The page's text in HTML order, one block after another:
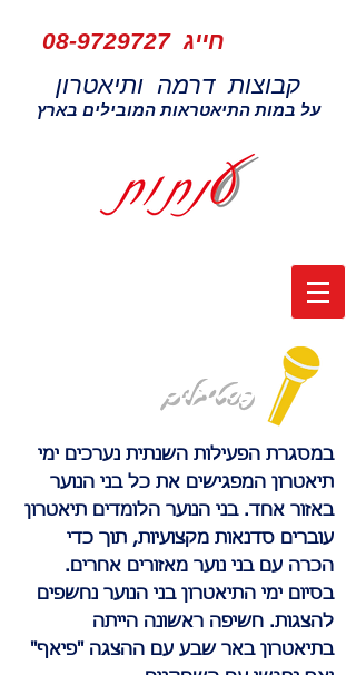
חייג08-9729727
קבוצות דרמה ותיאטרון
על במות התיאטראות המובילים בארץ
במסגרת הפעילות השנתית נערכים ימי
תיאטרון המפגישים את כל בני הנוער
באזור אחד. בני הנוער הלומדים תיאטרון
עוברים סדנאות מקצועיות, תוך כדי
הכרה עם בני נוער מאזורים אחרים.
בסיום ימי התיאטרון בני הנוער נחשפים
להצגות. חשיפה ראשונה הייתה
בתיאטרון באר שבע עם ההצגה "פיאף"
פסטיבלים